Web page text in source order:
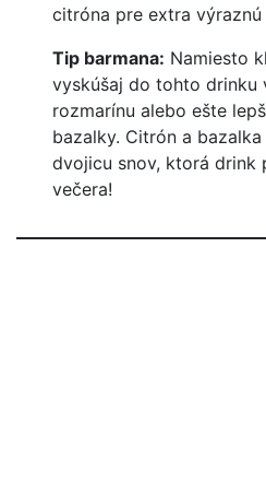
citróna pre extra výraznú
Tip barmana: Namiesto
vyskúšaj do tohto drinku
rozmarínu alebo ešte
bazalky. Citrón a
dvojicu snov, ktorá drink
večera!